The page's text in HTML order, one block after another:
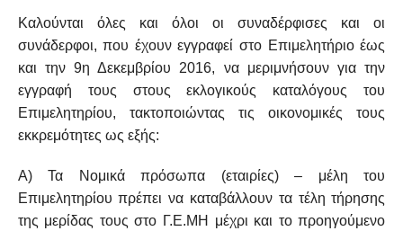
Καλούνται όλες και όλοι οι συναδέρφισες και οι
συνάδερφοι, που έχουν εγγραφεί στο Επιμελητήριο έως
και την 9η Δεκεμβρίου 2016, να μεριμνήσουν για την
εγγραφή τους στους εκλογικούς καταλόγους του
Επιμελητηρίου, τακτοποιώντας τις οικονομικές τους
εκκρεμότητες ως εξής:
Α) Τα Νομικά πρόσωπα (εταιρίες) – μέλη του
Επιμελητηρίου πρέπει να καταβάλλουν τα τέλη τήρησης
της μερίδας τους στο Γ.Ε.ΜΗ μέχρι και το προηγούμενο